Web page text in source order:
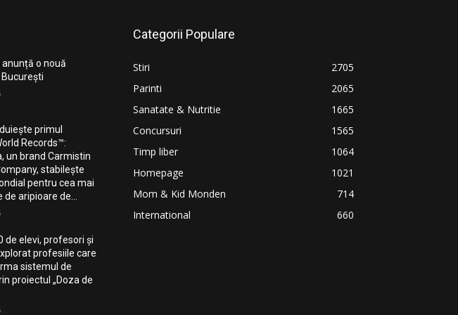
anunță o nouă
primul
Records™️:
un brand Carmistin
stabilește
pentru cea mai
aripioare de...
de elevi, profesori și
profesiile care
sistemul de
proiectul „Doza de
Categorii Populare
Stiri
2705
Parinti
2065
Sanatate & Nutritie
1665
Concursuri
1565
Timp liber
1064
Homepage
1021
Mom & Kid Monden
714
International
660